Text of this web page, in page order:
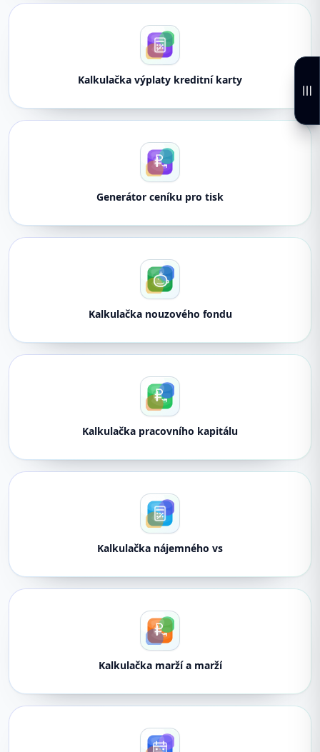
Kalkulačka výplaty kreditní karty
Generátor ceníku pro tisk
Kalkulačka nouzového fondu
Kalkulačka pracovního kapitálu
Kalkulačka nájemného vs
Kalkulačka marží a marží